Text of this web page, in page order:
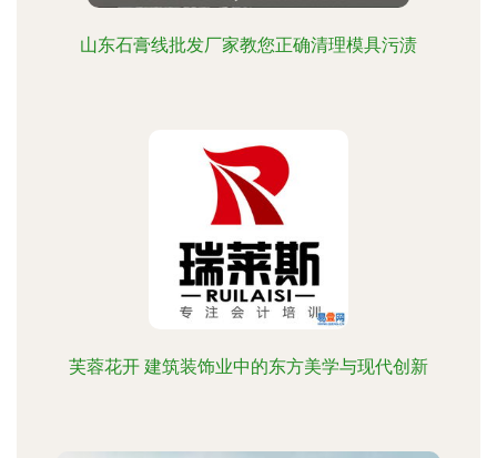
山东石膏线批发厂家教您正确清理模具污渍
芙蓉花开 建筑装饰业中的东方美学与现代创新